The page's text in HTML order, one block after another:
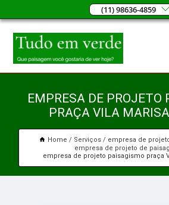
(11) 98636-4859
EMPRESA DE PROJETO
PRAÇA VILA
Home Serviços
empresa de
empresa de projeto de
empresa de projeto paisagismo praça